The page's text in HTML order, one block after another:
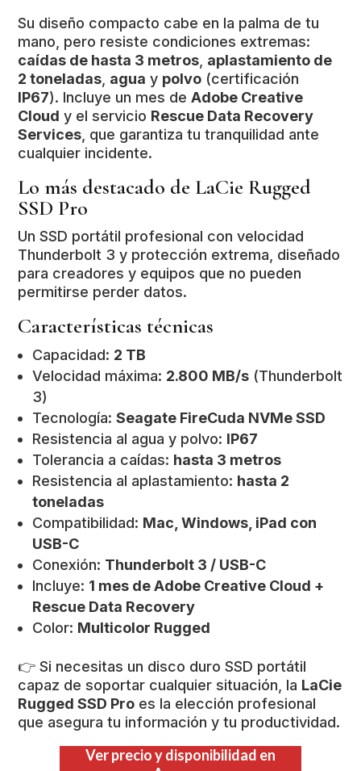
Su diseño compacto cabe en la palma de tu
mano, pero resiste condiciones extremas:
caídas de hasta 3 metros aplastamiento de
2 toneladas agua y polvo (certificación
IP67). Incluye un mes deAdobe Creative
Cloud y el servicio Rescue Data Recovery
Services , que garantiza tu tranquilidad ante
cualquier incidente.
Lo más destacado de LaCie Rugged
SSD Pro
Un SSD portátil profesional con velocidad
Thunderbolt 3 y protección extrema, diseñado
para creadores y equipos que no pueden
permitirse perder datos.
Características técnicas
Capacidad: 2 TB
Velocidad máxima: 2.800 MB/s (Thunderbolt
3)
Tecnología:Seagate FireCuda NVMe SSD
Resistencia al agua y polvo: IP67
Tolerancia a caídas: hasta 3 metros
Resistencia al aplastamiento: hasta 2
toneladas
Compatibilidad: Mac, Windows, iPad con
USB-C
Conexión: Thunderbolt 3 / USB-C
Incluye: 1 mes de Adobe Creative Cloud +
Rescue Data Recovery
Color: Multicolor Rugged
👉 Si necesitas un disco duro SSD portátil
capaz de soportar cualquier situación, la LaCie
Rugged SSD Pro es la elección profesional
que asegura tu información y tu productividad.
Ver precio y disponibilidad en